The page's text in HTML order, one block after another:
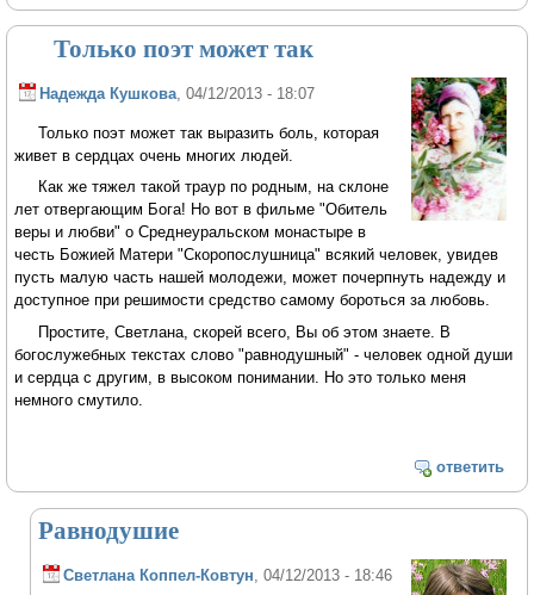
Только поэт может так
Надежда Кушкова , 04/12/2013 - 18:07
Только поэт может так выразить боль, которая
живет в сердцах очень многих людей.
Как же тяжел такой траур по родным, на склоне
лет отвергающим Бога! Но вот в фильме "Обитель
веры и любви" о Среднеуральском монастыре в
честь Божией Матери "Скоропослушница" всякий человек, увидев
пусть малую часть нашей молодежи, может почерпнуть надежду и
доступное при решимости средство самому бороться за любовь.
Простите, Светлана, скорей всего, Вы об этом знаете. В
богослужебных текстах слово "равнодушный" - человек одной души
и сердца с другим, в высоком понимании. Но это только меня
немного смутило.
ответить
Равнодушие
Светлана Коппел-Ковтун , 04/12/2013 - 18:46